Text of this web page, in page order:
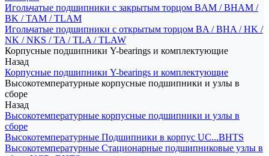
Игольчатые подшипники с закрытым торцом BAM / BHAM /
BK / TAM / TLAM
Игольчатые подшипники с открытым торцом BA / BHA / HK /
NK / NKS / TA / TLA / TLAW
Корпусные подшипники Y-bearings и комплектующие
Назад
Корпусные подшипники Y-bearings и комплектующие
Высокотемпературные корпусные подшипники и узлы в
сборе
Назад
Высокотемпературные корпусные подшипники и узлы в
сборе
Высокотемпературные Подшипники в корпус UC...BHTS
Высокотемпературные Стационарные подшипниковые узлы в